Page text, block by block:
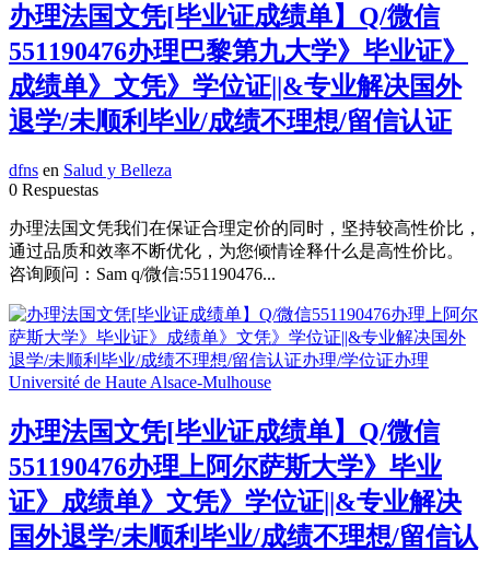
办理法国文凭[毕业证成绩单】Q/微信
551190476办理巴黎第九大学》毕业证》
成绩单》文凭》学位证||&专业解决国外
退学/未顺利毕业/成绩不理想/留信认证
dfns en Salud y Belleza
0 Respuestas
办理法国文凭我们在保证合理定价的同时，坚持较高性价比，
通过品质和效率不断优化，为您倾情诠释什么是高性价比。
咨询顾问：Sam q/微信:551190476...
办理法国文凭[毕业证成绩单】Q/微信
551190476办理上阿尔萨斯大学》毕业
证》成绩单》文凭》学位证||&专业解决
国外退学/未顺利毕业/成绩不理想/留信认